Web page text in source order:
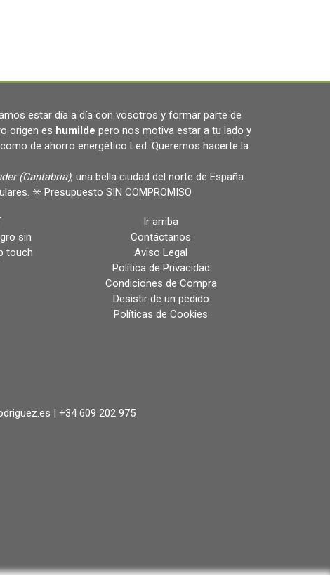
estar día a día con vosotros y formar parte de
origen es humilde pero nos motiva estar a tu lado y
de ahorro energético Led. Queremos hacerte la
(Cantabria), una bella ciudad del norte de España.
✳️ Presupuesto SIN COMPROMISO
sin
touch
Ir arriba
Contáctanos
Aviso Legal
Política de Privacidad
Condiciones de Compra
Desistir de un pedido
Políticas de Cookies
| +34 609 202 975